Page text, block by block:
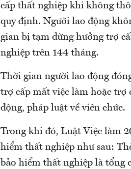
cấp thất nghiệp khi không
quy định. Người lao động
gian bị tạm dừng hưởng trợ
nghiệp trên 144 tháng.
Thời gian người lao động
trợ cấp mất việc làm hoặc trợ
động, pháp luật về viên chức.
Trong khi đó, Luật Việc làm
hiểm thất nghiệp như sau:
bảo hiểm thất nghiệp là tổng